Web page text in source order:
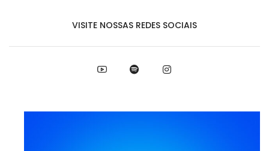
VISITE NOSSAS REDES SOCIAIS